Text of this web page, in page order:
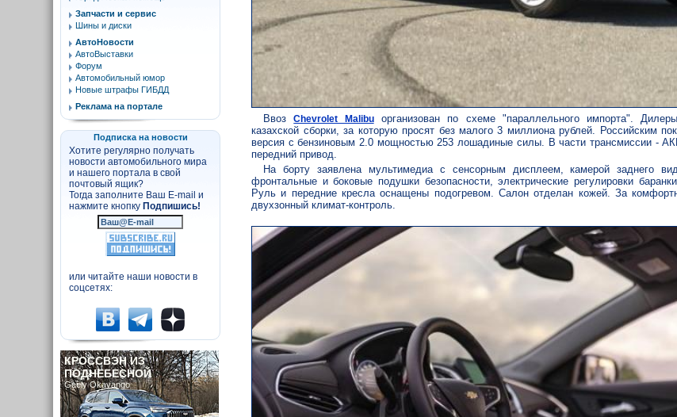
ВвозChevrolet Malibuорганизован по схеме "параллельного импорта".
казахской сборки, за которую просят без малого 3 миллиона рублей. Российским
версия с бензиновым 2.0 мощностью 253 лошадиные силы. В части трансмиссии -
передний привод.
На борту заявлена мультимедиа с сенсорным дисплеем, камерой заднего
фронтальные и боковые подушки безопасности, электрические регулировки
Руль и передние кресла оснащены подогревом. Салон отделан кожей. За
двухзонный климат-контроль.
Запчасти и сервис
Шины и диски
АвтоНовости
АвтоВыставки
Форум
Автомобильный юмор
Новые штрафы ГИБДД
Реклама на портале
Подписка на новости
Хотите регулярно получать
новости автомобильного мира
и нашего портала в свой
почтовый ящик?
Тогда заполните Ваш E-mail и
нажмите кнопку Подпишись!
или читайте наши новости в
соцсетях:
КРОССВЭН ИЗ
ПОДНЕБЕСНОЙ
Geely Okavango